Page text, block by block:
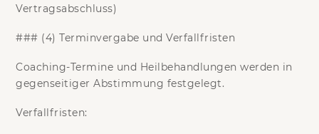
Vertragsabschluss)
### (4) Terminvergabe und Verfallfristen
Coaching-Termine und Heilbehandlungen werden in
gegenseitiger Abstimmung festgelegt.
Verfallfristen: